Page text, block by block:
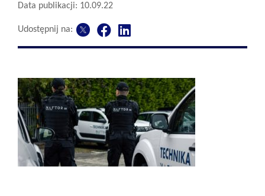
Data publikacji: 10.09.22
Udostępnij na: